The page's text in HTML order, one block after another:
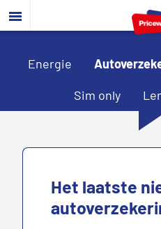
Door
naar
hoofd
Spring
naar
voettekst
Energie
Sim only
Het laatste